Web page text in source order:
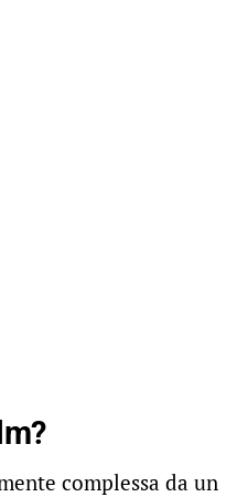
complessa da un